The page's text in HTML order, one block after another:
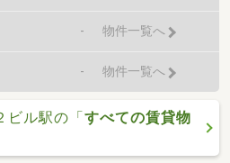
- 物件一覧へ
- 物件一覧へ
ビル駅の「すべての賃貸物